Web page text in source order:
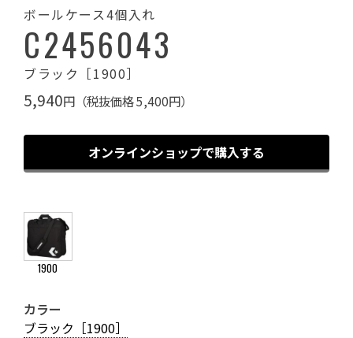
ボールケース4個入れ
C2456043
ブラック［1900］
5,940円（税抜価格 5,400円）
オンラインショップで購入する
1900
カラー
ブラック［1900］